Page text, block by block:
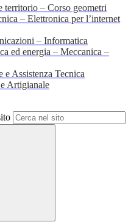
territorio – Corso geometri
– Elettronica per l’internet
– Informatica
ed energia – Meccanica –
Assistenza Tecnica
Artigianale